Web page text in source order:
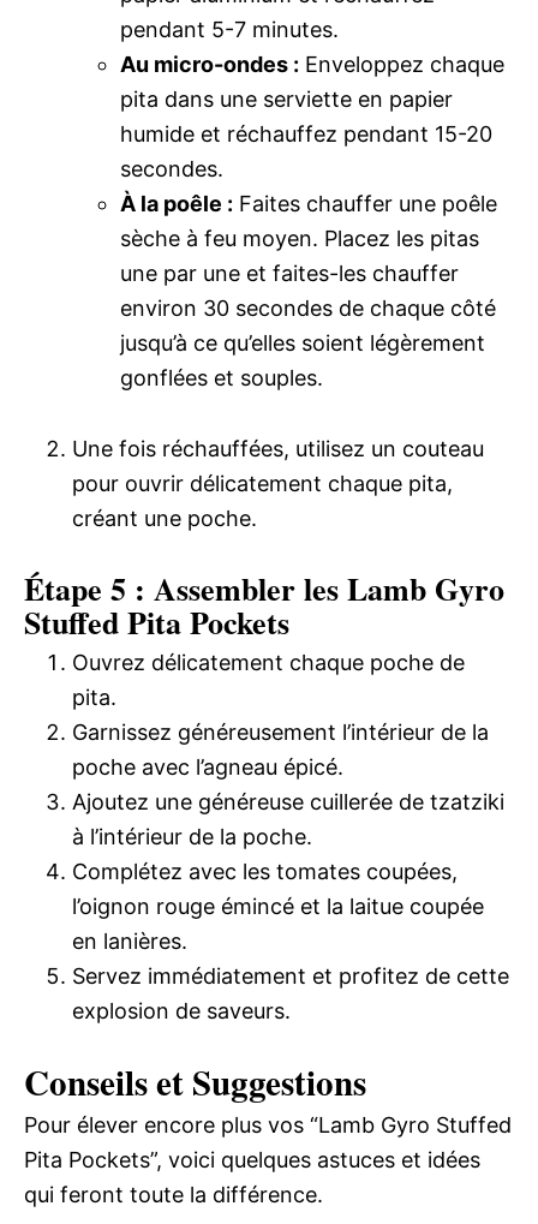
pendant 5-7 minutes.
Au micro-ondes : Enveloppez chaque
pita dans une serviette en papier
humide et réchauffez pendant 15-20
secondes.
À la poêle : Faites chauffer une poêle
sèche à feu moyen. Placez les pitas
une par une et faites-les chauffer
environ 30 secondes de chaque côté
jusqu’à ce qu’elles soient légèrement
gonflées et souples.
Une fois réchauffées, utilisez un couteau
pour ouvrir délicatement chaque pita,
créant une poche.
Étape 5 : Assembler les Lamb Gyro
Stuffed Pita Pockets
Ouvrez délicatement chaque poche de
pita.
Garnissez généreusement l’intérieur de la
poche avec l’agneau épicé.
Ajoutez une généreuse cuillerée de tzatziki
à l’intérieur de la poche.
Complétez avec les tomates coupées,
l’oignon rouge émincé et la laitue coupée
en lanières.
Servez immédiatement et profitez de cette
explosion de saveurs.
Conseils et Suggestions
Pour élever encore plus vos “Lamb Gyro Stuffed
Pita Pockets”, voici quelques astuces et idées
qui feront toute la différence.